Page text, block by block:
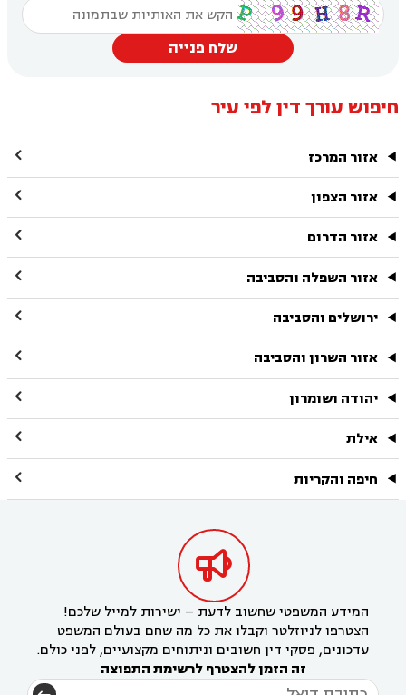
שלח פנייה
חיפוש עורך דין לפי עיר
אזור המרכז 
אזור הצפון 
אזור הדרום 
אזור השפלה והסביבה 
ירושלים והסביבה 
אזור השרון והסביבה 
יהודה ושומרון 
אילת 
חיפה והקריות 

המידע המשפטי שחשוב לדעת – ישירות למייל שלכם!
הצטרפו לניוזלטר וקבלו את כל מה שחם בעולם המשפט
עדכונים, פסקי דין חשובים וניתוחים מקצועיים, לפני כולם.
זה הזמן להצטרף לרשימת התפוצה